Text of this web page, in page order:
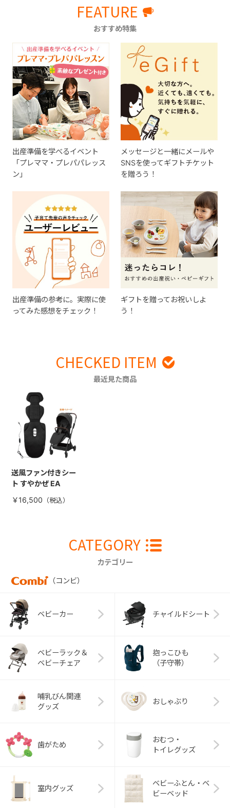
FEATURE
おすすめ特集
出産準備を学べるイベント
「プレママ・プレパパレッス
ン」
メッセージと一緒にメールや
SNSを使ってギフトチケット
を贈ろう！
出産準備の参考に。実際に使
ってみた感想をチェック！
ギフトを贈ってお祝いしよ
う！
CHECKED ITEM
最近見た商品
送風ファン付きシー
ト すやかぜ EA
￥16,500
CATEGORY
カテゴリー
（コンビ）
ベビーカー チャイルドシート
ベビーラック＆
ベビーチェア
抱っこひも
（子守帯）
哺乳びん関連
グッズ
おしゃぶり
歯がため
おむつ・
トイレグッズ
室内グッズ
ベビーふとん・ベ
ビーベッド